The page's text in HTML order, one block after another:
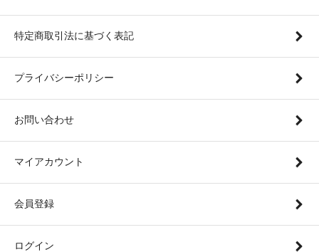
特定商取引法に基づく表記
プライバシーポリシー
お問い合わせ
マイアカウント
会員登録
ログイン